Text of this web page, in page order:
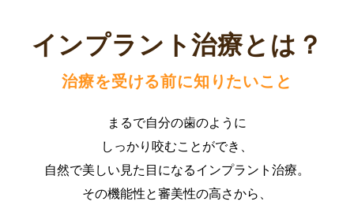
インプラント治療とは？
治療を受ける前に知りたいこと
まるで自分の歯のように
しっかり咬むことができ、
自然で美しい見た目になるインプラント治療。
その機能性と審美性の高さから、